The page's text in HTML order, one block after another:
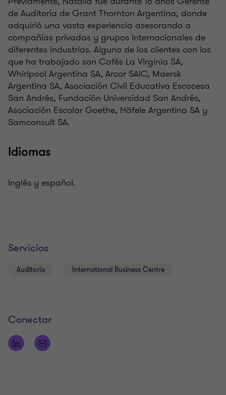
de Auditoría de Grant Thornton Argentina, donde
adquirió una vasta experiencia asesorando a
compañías privadas y grupos internacionales de
diferentes industrias. Alguno de los clientes con los
que ha trabajado son Cafés La Virginia SA,
Whirlpool Argentina SA, Arcor SAIC, Maersk
Argentina SA, Asociación Civil Educativa Escocesa
San Andrés, Fundación Universidad San Andrés,
Asociación Escolar Goethe, Häfele Argentina SA y
Samconsult SA.
Idiomas
Inglés y español.
Servicios
Auditoría International Business Centre
Conectar